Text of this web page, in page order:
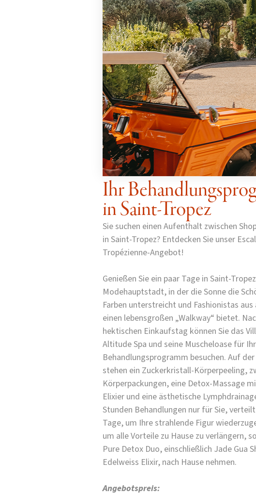
Ihr
in Saint-Tropez
Sie suchen einen Aufenthalt zwischen
in Saint-Tropez? Entdecken Sie unser
Tropézienne-Angebot!
Genießen Sie ein paar Tage in Saint-
Modehauptstadt, in der die Sonne die
Farben unterstreicht und Fashionistas aus
einen lebensgroßen „Walkway“ bietet.
hektischen Einkaufstag können Sie das
Altitude Spa und seine Muscheloase für Ihr
Behandlungsprogramm besuchen. Auf
stehen ein Zuckerkristall-Körperpeeling,
Körperpackungen, eine Detox-Massage
Elixier und eine ästhetische
Stunden Behandlungen nur für Sie,
Tage, um Ihre strahlende Figur
um alle Vorteile zu Hause zu verlängern,
Pure Detox Duo, einschließlich Jade Gua
Edelweiss Elixir, nach Hause nehmen.
Angebotspreis: